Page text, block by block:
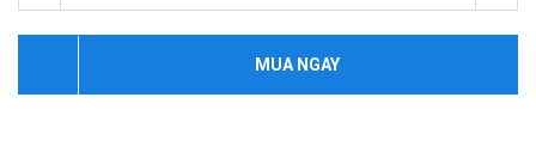
MUA NGAY